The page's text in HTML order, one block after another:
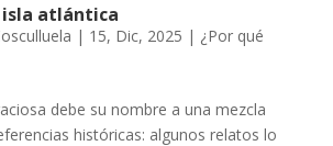
isla atlántica
| 15, Dic, 2025 | ¿Por qué
debe su nombre a una mezcla
históricas: algunos relatos lo